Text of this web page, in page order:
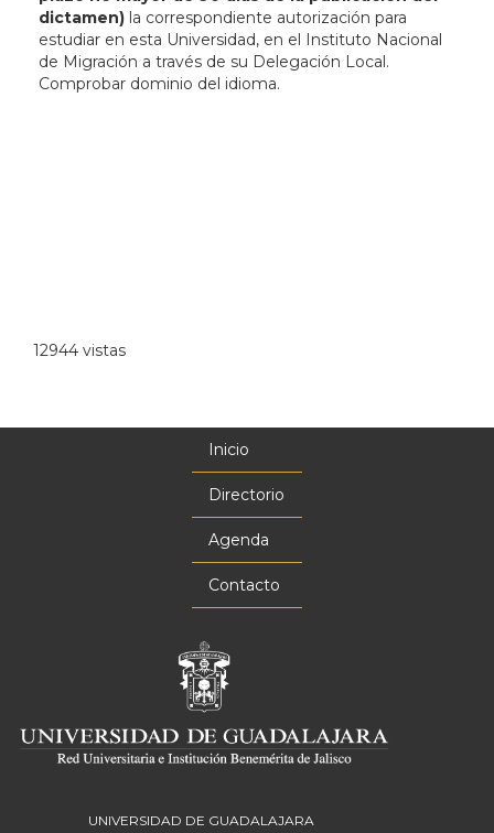
dictamen) la correspondiente autorización para
estudiar en esta Universidad, en el Instituto Nacional
de Migración a través de su Delegación Local.
Comprobar dominio del idioma.
12944 vistas
Inicio
Directorio
Agenda
Contacto
UNIVERSIDAD DE GUADALAJARA